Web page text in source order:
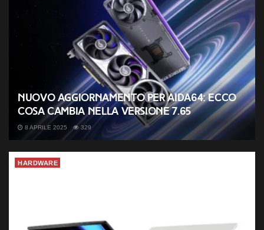
Nuovo aggiornamento per AIDA64: ecco
cosa cambia nella versione 7.65
8 APRILE 2025 329
HARDWARE